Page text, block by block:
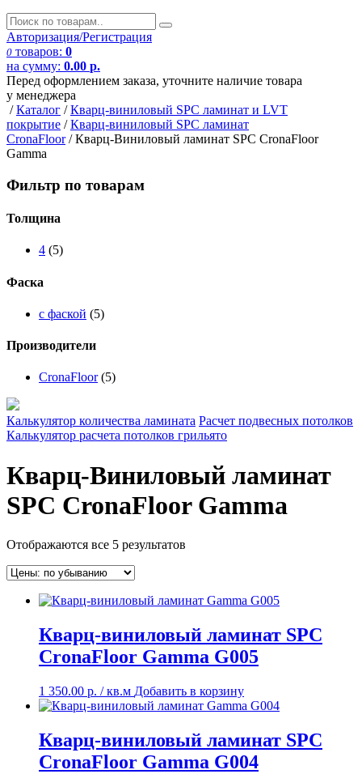
Авторизация/Регистрация
0 товаров: 0
на сумму: 0.00 р.
Перед оформлением заказа, уточните наличие товара
у менеджера
/Каталог /Кварц-виниловый SPC ламинат и LVT
покрытие /Кварц-виниловый SPC ламинат
CronaFloor/Кварц-Виниловый ламинат SPC CronaFloor
Gamma
Фильтр по товарам
Толщина
4 (5)
Фаска
с фаской (5)
Производители
CronaFloor (5)
Калькулятор количества ламината Расчет подвесных потолков
Калькулятор расчета потолков грильято
Кварц-Виниловый ламинат
SPC CronaFloor Gamma
Отображаются все 5 результатов
Кварц-виниловый ламинат SPC
CronaFloor Gamma G005
1 350.00 р. / кв.м Добавить в корзину
Кварц-виниловый ламинат SPC
CronaFloor Gamma G004